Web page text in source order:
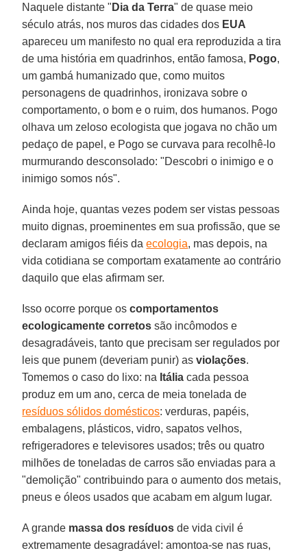
Naquele distante " Dia da Terra" de quase meio
século atrás, nos muros das cidades dos EUA
apareceu um manifesto no qual era reproduzida a tira
de uma história em quadrinhos, então famosa, Pogo,
um gambá humanizado que, como muitos
personagens de quadrinhos, ironizava sobre o
comportamento, o bom e o ruim, dos humanos. Pogo
olhava um zeloso ecologista que jogava no chão um
pedaço de papel, e Pogo se curvava para recolhê-lo
murmurando desconsolado: "Descobri o inimigo e o
inimigo somos nós".
Ainda hoje, quantas vezes podem ser vistas pessoas
muito dignas, proeminentes em sua profissão, que se
declaram amigos fiéis daecologia, mas depois, na
vida cotidiana se comportam exatamente ao contrário
daquilo que elas afirmam ser.
Isso ocorre porque oscomportamentos
ecologicamente corretos são incômodos e
desagradáveis, tanto que precisam ser regulados por
leis que punem (deveriam punir) asviolações.
Tomemos o caso do lixo: na Itália cada pessoa
produz em um ano, cerca de meia tonelada de
resíduos sólidos domésticos: verduras, papéis,
embalagens, plásticos, vidro, sapatos velhos,
refrigeradores e televisores usados; três ou quatro
milhões de toneladas de carros são enviadas para a
"demolição" contribuindo para o aumento dos metais,
pneus e óleos usados que acabam em algum lugar.
A grande massa dos resíduos de vida civil é
extremamente desagradável: amontoa-se nas ruas,